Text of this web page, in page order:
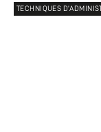
TECHNIQUES